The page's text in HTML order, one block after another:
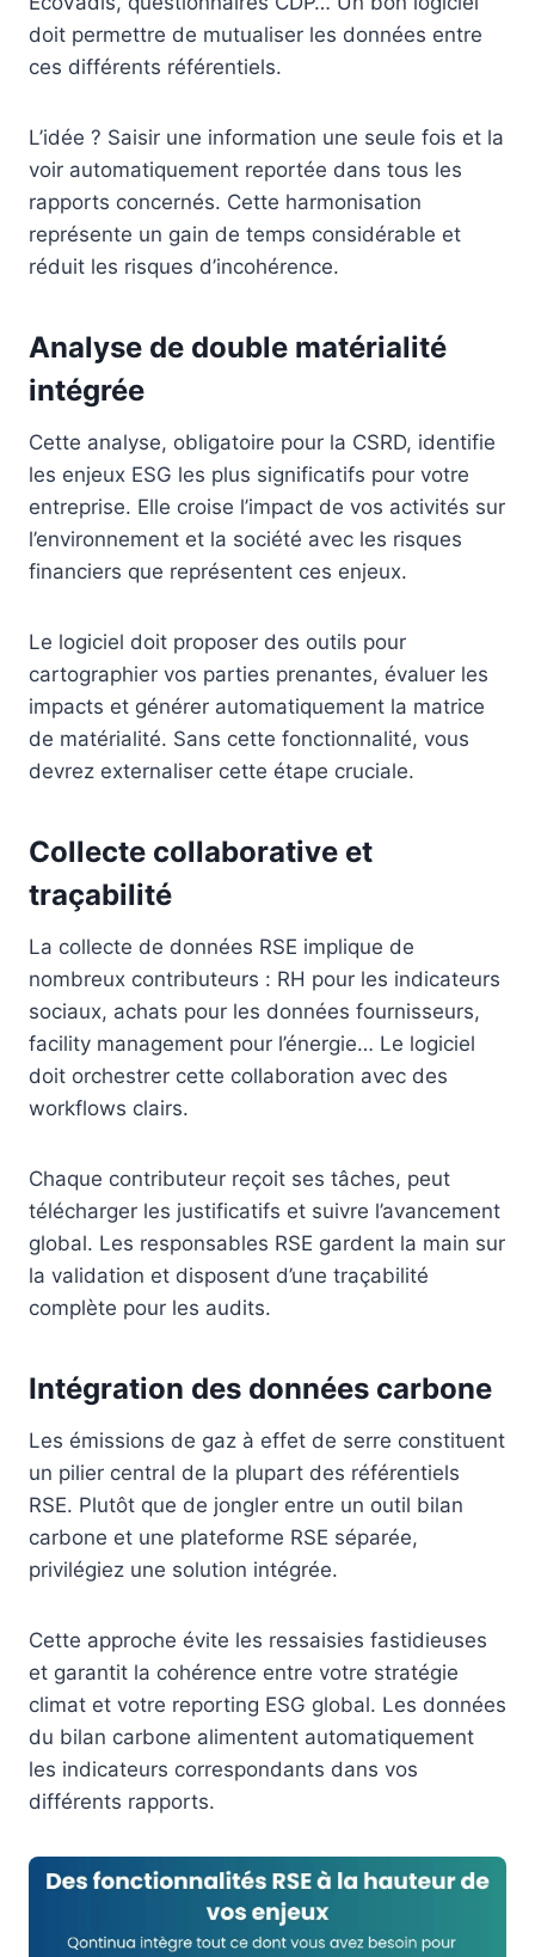
doit permettre de mutualiser les données entre
ces différents référentiels.
L’idée ? Saisir une information une seule fois et la
voir automatiquement reportée dans tous les
rapports concernés. Cette harmonisation
représente un gain de temps considérable et
réduit les risques d’incohérence.
Analyse de double matérialité
intégrée
Cette analyse, obligatoire pour la CSRD, identifie
les enjeux ESG les plus significatifs pour votre
entreprise. Elle croise l’impact de vos activités sur
l’environnement et la société avec les risques
financiers que représentent ces enjeux.
Le logiciel doit proposer des outils pour
cartographier vos parties prenantes, évaluer les
impacts et générer automatiquement la matrice
de matérialité. Sans cette fonctionnalité, vous
devrez externaliser cette étape cruciale.
Collecte collaborative et
traçabilité
La collecte de données RSE implique de
nombreux contributeurs : RH pour les indicateurs
sociaux, achats pour les données fournisseurs,
facility management pour l’énergie… Le logiciel
doit orchestrer cette collaboration avec des
workflows clairs.
Chaque contributeur reçoit ses tâches, peut
télécharger les justificatifs et suivre l’avancement
global. Les responsables RSE gardent la main sur
la validation et disposent d’une traçabilité
complète pour les audits.
Intégration des données carbone
Les émissions de gaz à effet de serre constituent
un pilier central de la plupart des référentiels
RSE. Plutôt que de jongler entre un outil bilan
carbone et une plateforme RSE séparée,
privilégiez une solution intégrée.
Cette approche évite les ressaisies fastidieuses
et garantit la cohérence entre votre stratégie
climat et votre reporting ESG global. Les données
du bilan carbone alimentent automatiquement
les indicateurs correspondants dans vos
différents rapports.